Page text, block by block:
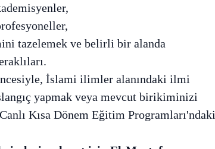
tazelemek ve belirli bir alanda
İslami ilimler alanındaki ilmi
yapmak veya mevcut birikiminizi
Kısa Dönem Eğitim Programları'ndaki